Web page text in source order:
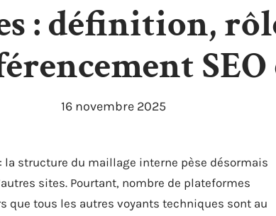
: définition,
SEO
16 novembre 2025
la structure du maillage interne pèse désormais
sites. Pourtant, nombre de plateformes
que tous les autres voyants techniques sont au